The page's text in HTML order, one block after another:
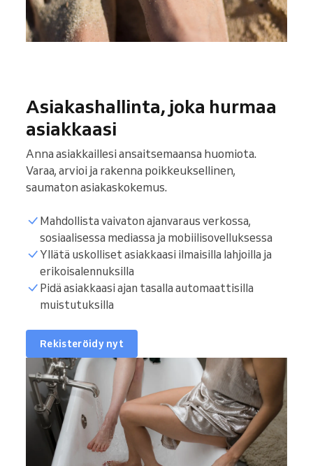
Asiakashallinta, joka hurmaa
asiakkaasi
Anna asiakkaillesi ansaitsemaansa huomiota.
Varaa, arvioi ja rakenna poikkeuksellinen,
saumaton asiakaskokemus.
Mahdollista vaivaton ajanvaraus verkossa,
sosiaalisessa mediassa ja mobiilisovelluksessa
Yllätä uskolliset asiakkaasi ilmaisilla lahjoilla ja
erikoisalennuksilla
Pidä asiakkaasi ajan tasalla automaattisilla
muistutuksilla
Rekisteröidy nyt